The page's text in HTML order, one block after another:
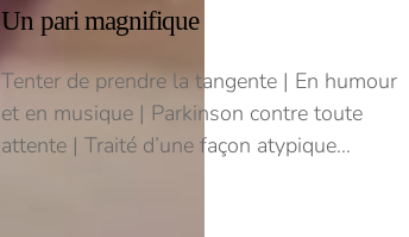
Un pari magnifique
Tenter de prendre la tangente | En humour
et en musique | Parkinson contre toute
attente | Traité d’une façon atypique…